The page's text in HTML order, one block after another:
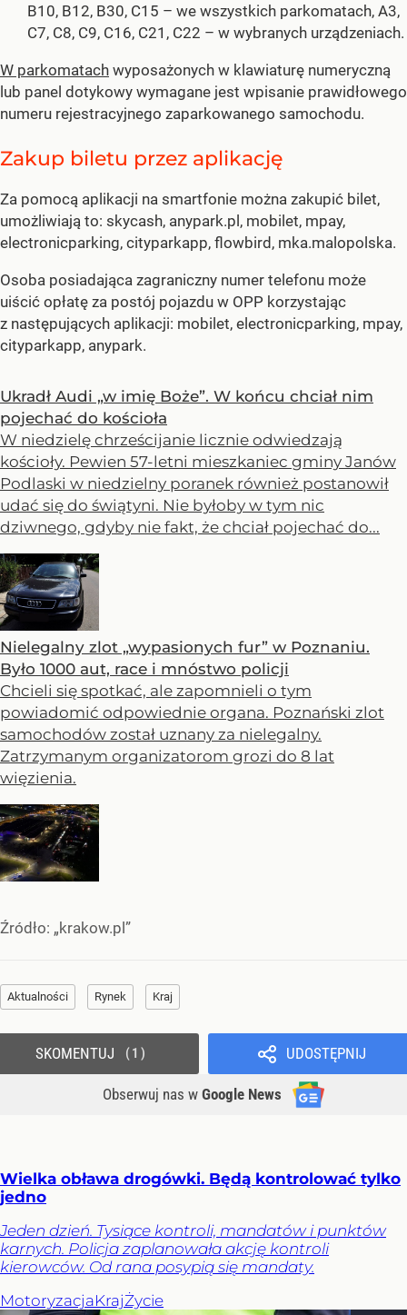
B10, B12, B30, C15 – we wszystkich parkomatach, A3,
C7, C8, C9, C16, C21, C22 – w wybranych urządzeniach.
W parkomatach wyposażonych w klawiaturę numeryczną
lub panel dotykowy wymagane jest wpisanie prawidłowego
numeru rejestracyjnego zaparkowanego samochodu.
Zakup biletu przez aplikację
Za pomocą aplikacji na smartfonie można zakupić bilet,
umożliwiają to: skycash, anypark.pl, mobilet, mpay,
electronicparking, cityparkapp, flowbird, mka.malopolska.
Osoba posiadająca zagraniczny numer telefonu może
uiścić opłatę za postój pojazdu w OPP korzystając
z następujących aplikacji: mobilet, electronicparking, mpay,
cityparkapp, anypark.
Ukradł Audi „w imię Boże”. W końcu chciał nim
pojechać do kościoła
W niedzielę chrześcijanie licznie odwiedzają
kościoły. Pewien 57-letni mieszkaniec gminy Janów
Podlaski w niedzielny poranek również postanowił
udać się do świątyni. Nie byłoby w tym nic
dziwnego, gdyby nie fakt, że chciał pojechać do...
Nielegalny zlot „wypasionych fur” w Poznaniu.
Było 1000 aut, race i mnóstwo policji
Chcieli się spotkać, ale zapomnieli o tym
powiadomić odpowiednie organa. Poznański zlot
samochodów został uznany za nielegalny.
Zatrzymanym organizatorom grozi do 8 lat
więzienia.
Źródło: „krakow.pl”
Aktualności Rynek Kraj
UDOSTĘPNIJ
Obserwuj nas w Google News
SKOMENTUJ 1
Wielka obława drogówki. Będą kontrolować tylko
jedno
Jeden dzień. Tysiące kontroli, mandatów i punktów
karnych. Policja zaplanowała akcję kontroli
kierowców. Od rana posypią się mandaty.
MotoryzacjaKrajŻycie